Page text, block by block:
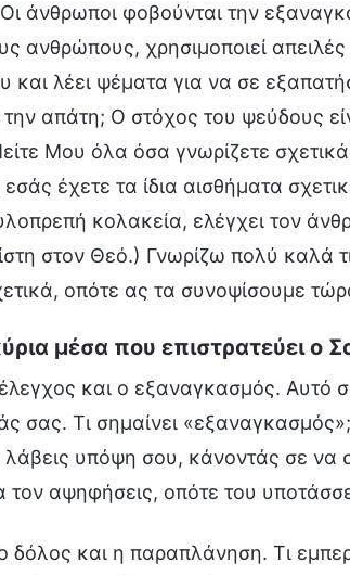
άνθρωποι φοβούνται την
ανθρώπους, χρησιμοποιεί
και λέει ψέματα για να σε
την απάτη; Ο στόχος του ψεύδους
Μου όλα όσα γνωρίζετε
έχετε τα ίδια αισθήματα
κολακεία, ελέγχει τον
στον Θεό.) Γνωρίζω πολύ καλά
οπότε ας τα συνοψίσουμε
μέσα που επιστρατεύει ο
και ο εξαναγκασμός. Αυτό
σας. Τι σημαίνει
υπόψη σου, κάνοντάς σε να
τον αψηφήσεις, οπότε του
ο δόλος και η παραπλάνηση. Τι